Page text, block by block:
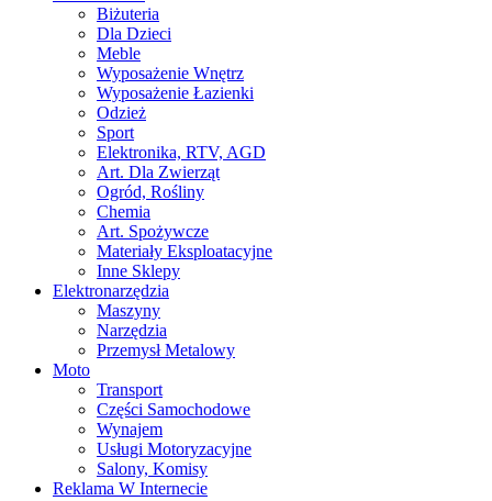
Biżuteria
Dla Dzieci
Meble
Wyposażenie Wnętrz
Wyposażenie Łazienki
Odzież
Sport
Elektronika, RTV, AGD
Art. Dla Zwierząt
Ogród, Rośliny
Chemia
Art. Spożywcze
Materiały Eksploatacyjne
Inne Sklepy
Elektronarzędzia
Maszyny
Narzędzia
Przemysł Metalowy
Moto
Transport
Części Samochodowe
Wynajem
Usługi Motoryzacyjne
Salony, Komisy
Reklama W Internecie